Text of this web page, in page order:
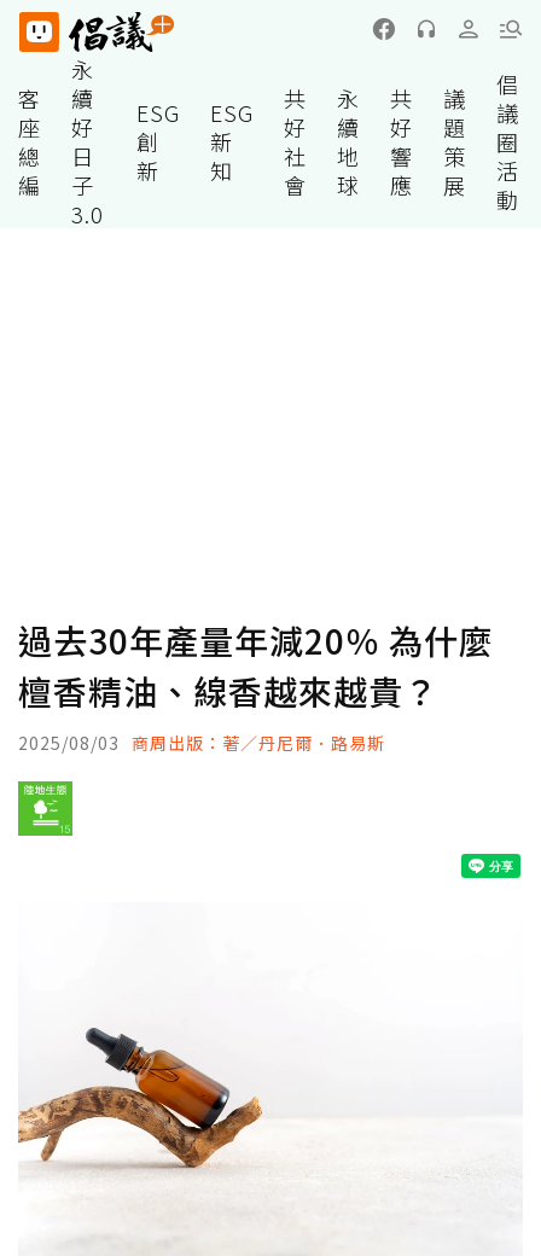
客
座
總
編
永
續
好
日
子
3.0
ESG
創
新
ESG
新
知
共
好
社
會
永
續
地
球
共
好
響
應
議
題
策
展
倡
議
圈
活
動
過去30年產量年減20％ 為什麼
檀香精油、線香越來越貴？
2025/08/03 商周出版：著／丹尼爾．路易斯